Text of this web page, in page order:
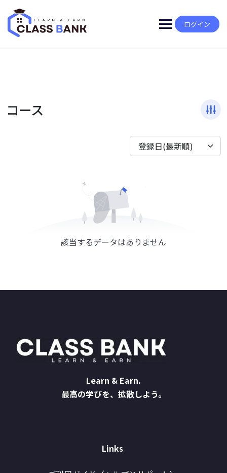
content
ログイン
コース
登録日(最新順)
該当するデータはありません
Learn & Earn.
最高の学びを、拡散しよう。
Links